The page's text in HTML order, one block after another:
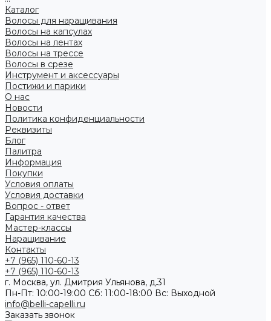
Каталог
Волосы для наращивания
Волосы на капсулах
Волосы на лентах
Волосы на трессе
Волосы в срезе
Инструмент и аксессуары
Постижи и парики
О нас
Новости
Политика конфиденциальности
Реквизиты
Блог
Палитра
Информация
Покупки
Условия оплаты
Условия доставки
Вопрос - ответ
Гарантия качества
Мастер-классы
Наращивание
Контакты
+7 (965) 110-60-13
+7 (965) 110-60-13
г. Москва, ул. Дмитрия Ульянова, д.31
Пн-Пт: 10:00-19:00 Cб: 11:00-18:00 Вс: Выходной
info@belli-capelli.ru
Заказать звонок